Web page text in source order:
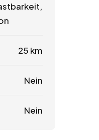
25 km
Nein
Nein